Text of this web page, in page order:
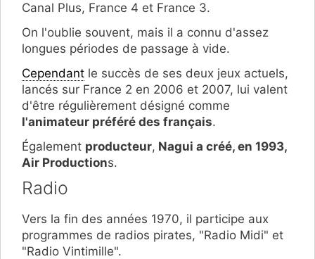
Canal Plus, France 4 et France 3.
On l'oublie souvent, mais il a connu d'assez
longues périodes de passage à vide.
Cependant le succès de ses deux jeux actuels,
lancés sur France 2 en 2006 et 2007, lui valent
d'être régulièrement désigné comme
l'animateur préféré des français.
Également producteur, Nagui a créé, en 1993,
Air Productions.
Radio
Vers la fin des années 1970, il participe aux
programmes de radios pirates, "Radio Midi" et
"Radio Vintimille".